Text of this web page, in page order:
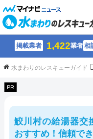
掲載業者 1,422業者相
水まわりのレスキューガイド
PR
鮫川村の給湯器交
おすすめ！信頼で